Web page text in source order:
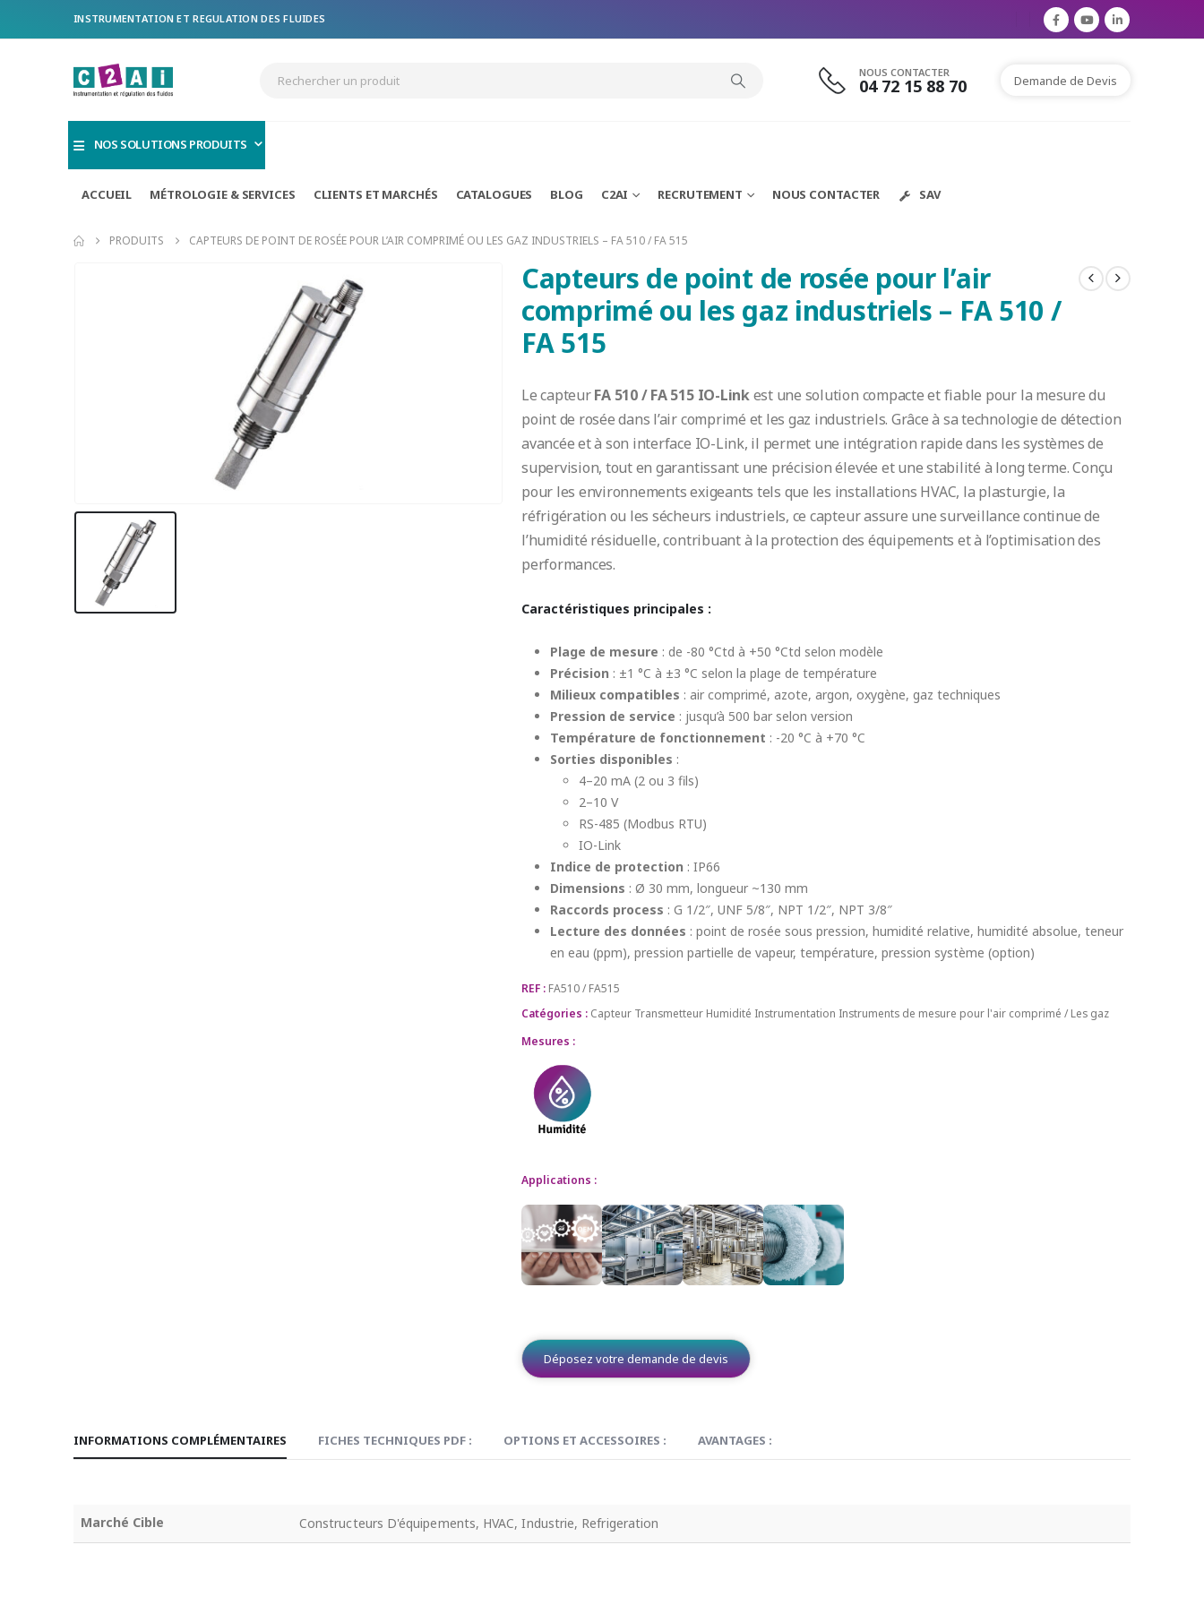
INSTRUMENTATION ET REGULATION DES FLUIDES
NOUS CONTACTER
04 72 15 88 70 Demande de Devis
NOS SOLUTIONS PRODUITS
ACCUEIL MÉTROLOGIE & SERVICES CLIENTS ET MARCHÉS CATALOGUES BLOG C2AI RECRUTEMENT NOUS CONTACTER SAV
PRODUITS CAPTEURS DE POINT DE ROSÉE POUR L’AIR COMPRIMÉ OU LES GAZ INDUSTRIELS – FA 510 / FA 515
Capteurs de point de rosée pour l’air
comprimé ou les gaz industriels – FA 510 /
FA 515
Le capteurFA 510 / FA 515 IO-Linkest une solution compacte et fiable pour la mesure du
point de rosée dans l’air comprimé et les gaz industriels. Grâce à sa technologie de détection
avancée et à son interface IO-Link, il permet une intégration rapide dans les systèmes de
supervision, tout en garantissant une précision élevée et une stabilité à long terme. Conçu
pour les environnements exigeants tels que les installations HVAC, la plasturgie, la
réfrigération ou les sécheurs industriels, ce capteur assure une surveillance continue de
l’humidité résiduelle, contribuant à la protection des équipements et à l’optimisation des
performances.
Caractéristiques principales :
Plage de mesure : de -80 °Ctd à +50 °Ctd selon modèle
Précision : ±1 °C à ±3 °C selon la plage de température
Milieux compatibles : air comprimé, azote, argon, oxygène, gaz techniques
Pression de service : jusqu’à 500 bar selon version
Température de fonctionnement : -20 °C à +70 °C
Sorties disponibles :
4–20 mA (2 ou 3 fils)
2–10 V
RS-485 (Modbus RTU)
IO-Link
Indice de protection : IP66
Dimensions : Ø 30 mm, longueur ~130 mm
Raccords process : G 1/2″, UNF 5/8″, NPT 1/2″, NPT 3/8″
Lecture des données : point de rosée sous pression, humidité relative, humidité absolue, teneur
en eau (ppm), pression partielle de vapeur, température, pression système (option)
REF : FA510 / FA515
Catégories : Capteur Transmetteur Humidité Instrumentation Instruments de mesure pour l'air comprimé / Les gaz
Mesures :
Applications :
Déposez votre demande de devis
INFORMATIONS COMPLÉMENTAIRES FICHES TECHNIQUES PDF : OPTIONS ET ACCESSOIRES : AVANTAGES :
Marché Cible Constructeurs D'équipements, HVAC, Industrie, Refrigeration